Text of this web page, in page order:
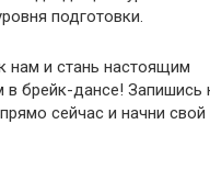
подготовки.
нам и стань настоящим
брейк-дансе! Запишись
сейчас и начни свой